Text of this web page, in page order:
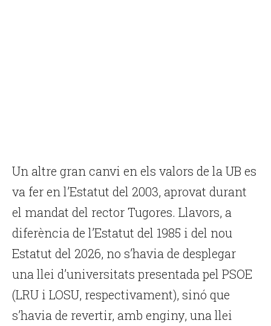
Un altre gran canvi en els valors de la UB es
va fer en l’Estatut del 2003, aprovat durant
el mandat del rector Tugores. Llavors, a
diferència de l’Estatut del 1985 i del nou
Estatut del 2026, no s’havia de desplegar
una llei d’universitats presentada pel PSOE
(LRU i LOSU, respectivament), sinó que
s’havia de revertir, amb enginy, una llei